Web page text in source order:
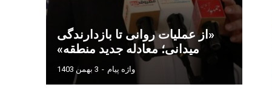
«از عملیات روانی تا بازدارندگی
میدانی؛ معادله جدید منطقه»
واژه پیام - 3 بهمن 1403